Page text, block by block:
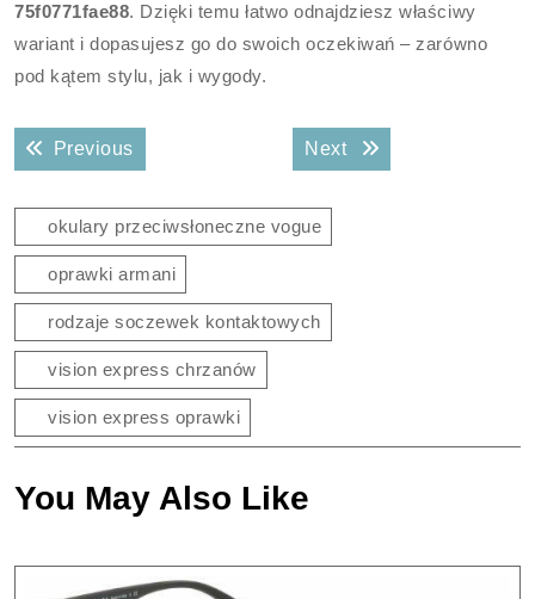
75f0771fae88. Dzięki temu łatwo odnajdziesz właściwy
wariant i dopasujesz go do swoich oczekiwań – zarówno
pod kątem stylu, jak i wygody.
Nawigacja
wpisuPreviousPrevious post: Next Next post:
okulary przeciwsłoneczne vogue
oprawki armani
rodzaje soczewek kontaktowych
vision express chrzanów
vision express oprawki
You May Also Like